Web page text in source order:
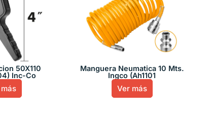
50X110
Inc-Co
Manguera Neumatica 10 Mts.
Ingco (Ah1101
Ver más